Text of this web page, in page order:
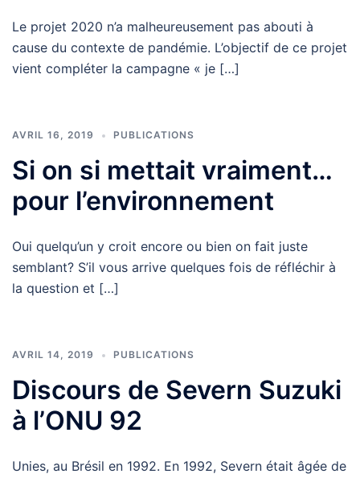
Le projet 2020 n’a malheureusement pas abouti à
cause du contexte de pandémie. L’objectif de ce projet
vient compléter la campagne « je […]
AVRIL 16, 2019 PUBLICATIONS
Si on si mettait vraiment…
pour l’environnement
Oui quelqu’un y croit encore ou bien on fait juste
semblant? S’il vous arrive quelques fois de réfléchir à
la question et […]
AVRIL 14, 2019 PUBLICATIONS
Discours de Severn Suzuki
à l’ONU 92
Unies, au Brésil en 1992. En 1992, Severn était âgée de